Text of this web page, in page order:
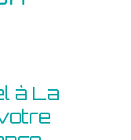
à La